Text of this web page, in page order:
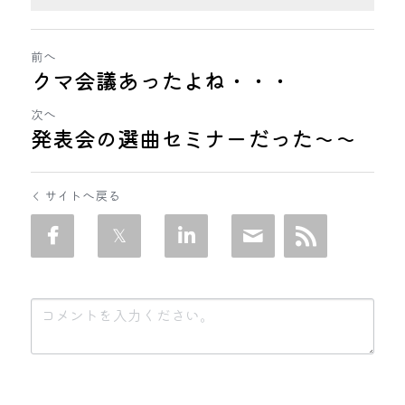
前へ
クマ会議あったよね・・・
次へ
発表会の選曲セミナーだった〜〜
サイトへ戻る